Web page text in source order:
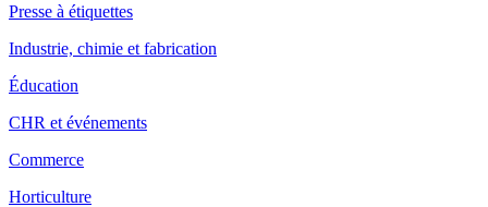
Presse à étiquettes
Industrie, chimie et fabrication
Éducation
CHR et événements
Commerce
Horticulture